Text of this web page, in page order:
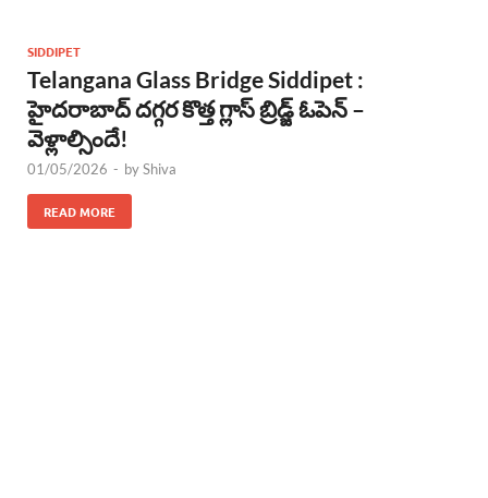
SIDDIPET
Telangana Glass Bridge Siddipet :
హైదరాబాద్ దగ్గర కొత్త గ్లాస్ బ్రిడ్జ్ ఓపెన్ –
వెళ్లాల్సిందే!
01/05/2026 - byShiva
READ MORE